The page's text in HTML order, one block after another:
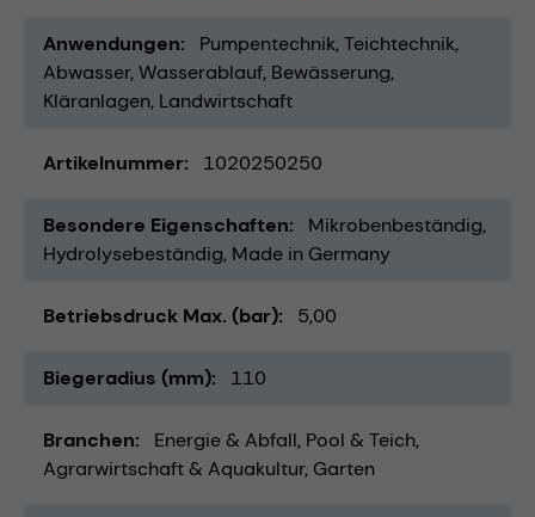
Anwendungen Pumpentechnik Teichtechnik
Abwasser Wasserablauf Bewässerung
Kläranlagen Landwirtschaft
Artikelnummer 1020250250
Besondere Eigenschaften
Mikrobenbeständig
Hydrolysebeständig Made in Germany
Betriebsdruck Max. (bar) 5,00
Biegeradius (mm) 110
Branchen Energie & Abfall Pool & Teich
Agrarwirtschaft & Aquakultur Garten